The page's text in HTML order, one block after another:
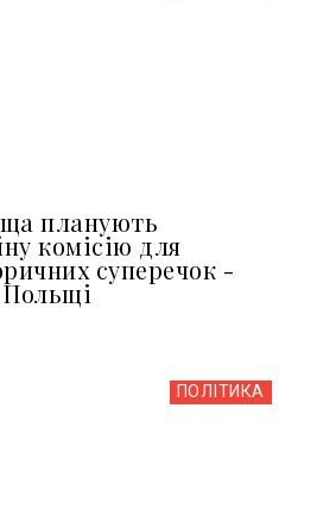
планують
комісію для
суперечок -
ПОЛІТИКА